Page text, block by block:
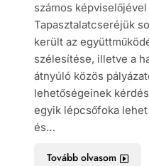
számos képviselőjével
Tapasztalatcseréjük
került az
szélesítése, illetve a
átnyúló közös
lehetőségeinek
egyik lépcsőfoka
és…
Tovább olvasom